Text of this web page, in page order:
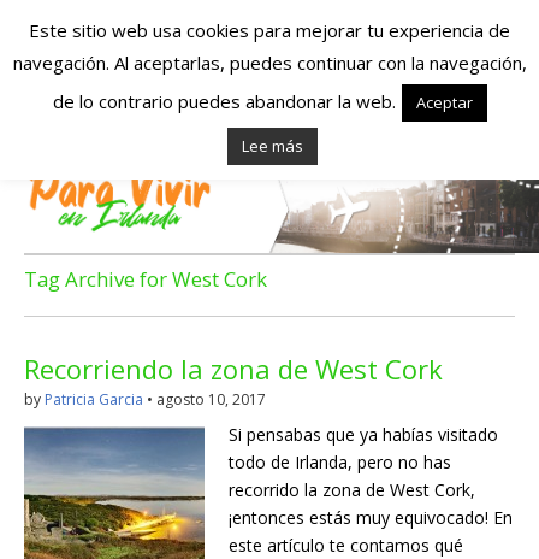
Españoles en
Irlanda – Vivir en
Irlanda – Trabajo
en Irlanda –
Alojamiento en
Irlanda
Blog dedicado a los que viven, estudian y trabajan en
Irlanda!
Tag Archive for West Cork
Recorriendo la zona de West Cork
by Patricia Garcia • agosto 10, 2017
Si pensabas que ya habías visitado
todo de Irlanda, pero no has
recorrido la zona de West Cork,
¡entonces estás muy equivocado! En
este artículo te contamos qué
Este sitio web usa cookies para mejorar tu experiencia de
navegación. Al aceptarlas, puedes continuar con la navegación,
de lo contrario puedes abandonar la web.
Aceptar
Lee más